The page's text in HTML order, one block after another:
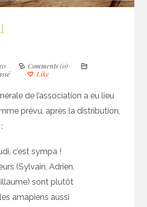
Comments (0)
Like
de l’association a eu lieu
prévu, après la distribution,
c’est sympa !
(Sylvain, Adrien,
sont plutôt
amapiens aussi